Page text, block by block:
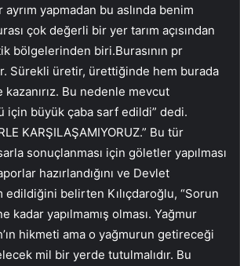
yapmadan bu aslında benim
çok değerli bir yer tarım açısından
bölgelerinden biri.Burasının pr
Sürekli üretir, ürettiğinde hem burada
kazanırız. Bu nedenle mevcut
için büyük çaba sarf edildi” dedi.
KARŞILAŞAMIYORUZ.” Bu tür
sonuçlanması için göletler yapılması
hazırlandığını ve Devlet
belirten Kılıçdaroğlu, “Sorun
kadar yapılmamış olması. Yağmur
hikmeti ama o yağmurun getireceği
mil bir yerde tutulmalıdır. Bu